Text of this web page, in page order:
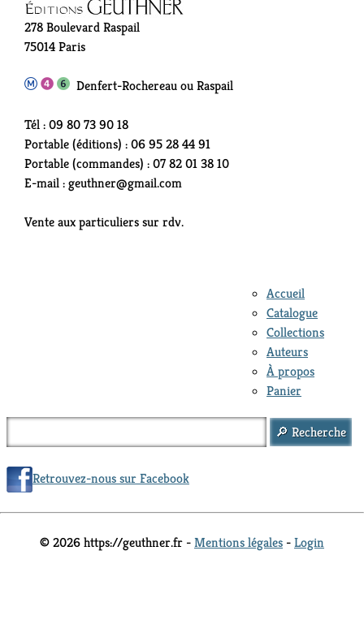
278 Boulevard Raspail
75014 Paris
Denfert-Rochereau ou Raspail
Tél : 09 80 73 90 18
Portable (éditions) : 06 95 28 44 91
Portable (commandes) : 07 82 01 38 10
E-mail : geuthner@gmail.com
Vente aux particuliers sur rdv.
Accueil
Catalogue
Collections
Auteurs
À propos
Panier
Retrouvez-nous sur Facebook
© 2026 https://geuthner.fr -Mentions légales -Login